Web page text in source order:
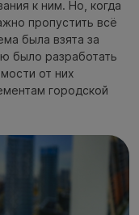
к ним. Но, когда
пропустить всё
была взята за
было разработать
от них
городской